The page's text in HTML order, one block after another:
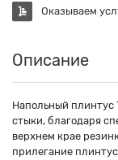
Оказываем
Описание
Напольный плинтус
стыки, благодаря
верхнем крае
прилегание